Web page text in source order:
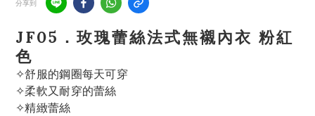
分享到
JF05．玫瑰蕾絲法式無襯內衣 粉紅
色
✧舒服的鋼圈每天可穿
✧柔軟又耐穿的蕾絲
✧精緻蕾絲